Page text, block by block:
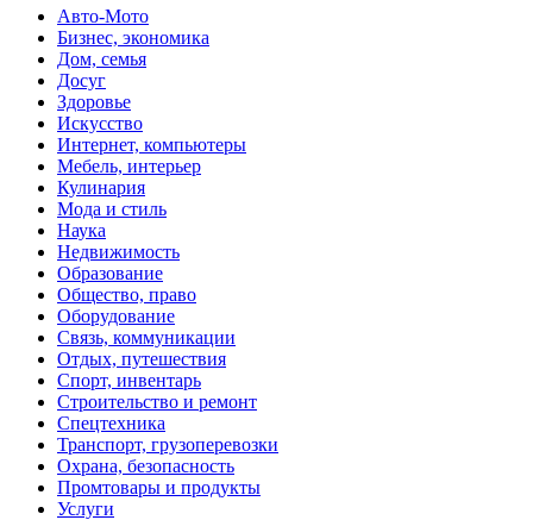
Авто-Мото
Бизнес, экономика
Дом, семья
Досуг
Здоровье
Искусство
Интернет, компьютеры
Мебель, интерьер
Кулинария
Мода и стиль
Наука
Недвижимость
Образование
Общество, право
Оборудование
Связь, коммуникации
Отдых, путешествия
Спорт, инвентарь
Строительство и ремонт
Спецтехника
Транспорт, грузоперевозки
Охрана, безопасность
Промтовары и продукты
Услуги